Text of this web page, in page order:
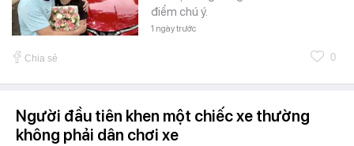
điểm chú ý.
1 ngày trước
Chia sẻ 0
Người đầu tiên khen một chiếc xe thường
không phải dân chơi xe